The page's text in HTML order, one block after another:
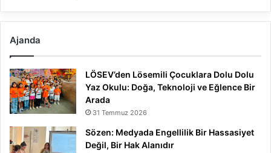
Ajanda
LÖSEV’den Lösemili Çocuklara Dolu Dolu
Yaz Okulu: Doğa, Teknoloji ve Eğlence Bir
Arada
31 Temmuz 2026
Sözen: Medyada Engellilik Bir Hassasiyet
Değil, Bir Hak Alanıdır